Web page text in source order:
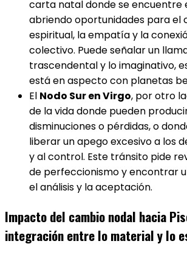
carta natal donde se encuentre
abriendo oportunidades para el
espiritual, la empatía y la
colectivo. Puede señalar un
trascendental y lo imaginativo,
está en aspecto con planetas
El Nodo Sur en Virgo, por otro
de la vida donde pueden
disminuciones o pérdidas, o
liberar un apego excesivo a los
y al control. Este tránsito pide
de perfeccionismo y encontrar
el análisis y la aceptación.
Impacto del cambio nodal hacia
integración entre lo material y lo